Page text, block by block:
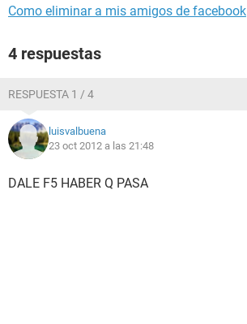
Como eliminar a mis amigos de facebook
4 respuestas
RESPUESTA 1 / 4
luisvalbuena
23 oct 2012 a las 21:48
DALE F5 HABER Q PASA